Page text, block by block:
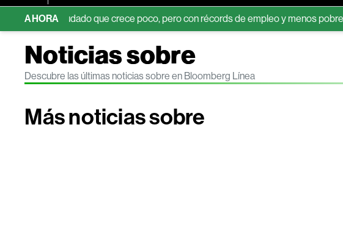
AHORA que crece poco, pero con récords de empleo y menos pobreza
Noticias sobre
Descubre las últimas noticias sobre en Bloomberg Línea
Más noticias sobre